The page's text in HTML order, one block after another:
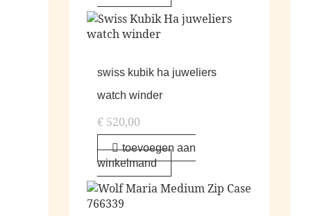
swiss kubik ha juweliers
watch winder
€ 520,00
toevoegen aan
winkelmand